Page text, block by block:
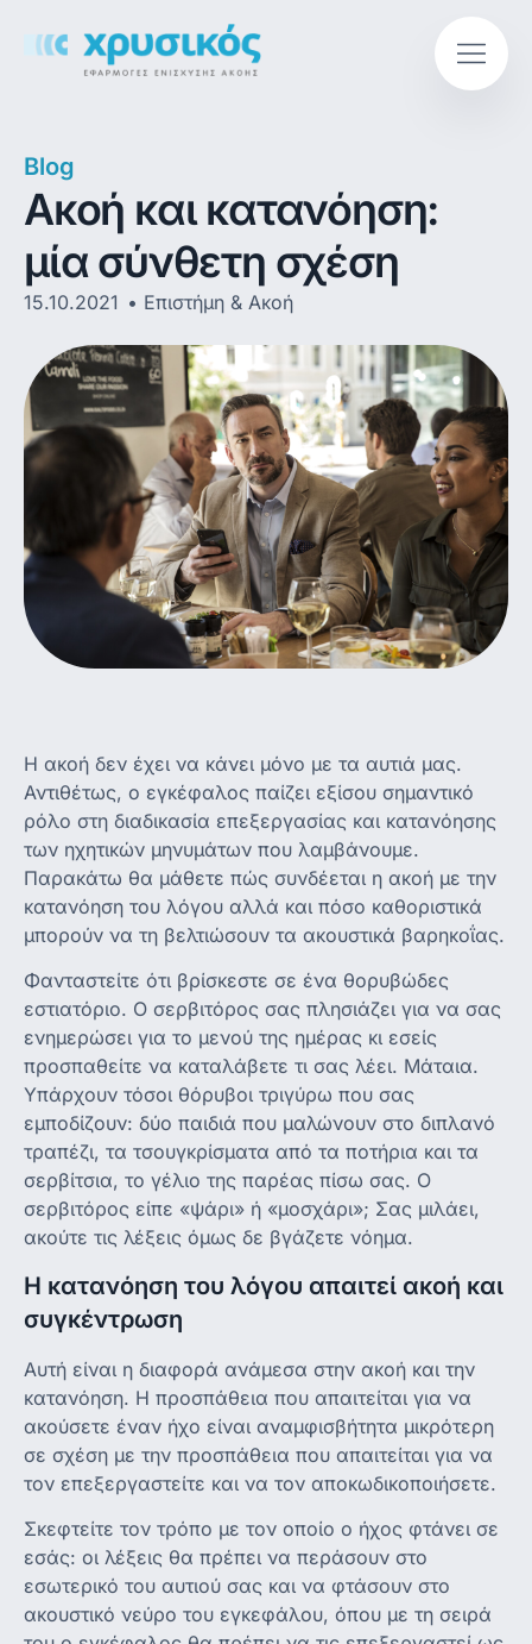
Blog
Ακοή και κατανόηση:
μία σύνθετη σχέση
15.10.2021 Επιστήμη & Ακοή
Η ακοή δεν έχει να κάνει μόνο με τα αυτιά μας.
Αντιθέτως, ο εγκέφαλος παίζει εξίσου σημαντικό
ρόλο στη διαδικασία επεξεργασίας και κατανόησης
των ηχητικών μηνυμάτων που λαμβάνουμε.
Παρακάτω θα μάθετε πώς συνδέεται η ακοή με την
κατανόηση του λόγου αλλά και πόσο καθοριστικά
μπορούν να τη βελτιώσουν τα ακουστικά βαρηκοΐας.
Φανταστείτε ότι βρίσκεστε σε ένα θορυβώδες
εστιατόριο. Ο σερβιτόρος σας πλησιάζει για να σας
ενημερώσει για το μενού της ημέρας κι εσείς
προσπαθείτε να καταλάβετε τι σας λέει. Μάταια.
Υπάρχουν τόσοι θόρυβοι τριγύρω που σας
εμποδίζουν: δύο παιδιά που μαλώνουν στο διπλανό
τραπέζι, τα τσουγκρίσματα από τα ποτήρια και τα
σερβίτσια, το γέλιο της παρέας πίσω σας. Ο
σερβιτόρος είπε «ψάρι» ή «μοσχάρι»; Σας μιλάει,
ακούτε τις λέξεις όμως δε βγάζετε νόημα.
Η κατανόηση του λόγου απαιτεί ακοή και
συγκέντρωση
Αυτή είναι η διαφορά ανάμεσα στην ακοή και την
κατανόηση. Η προσπάθεια που απαιτείται για να
ακούσετε έναν ήχο είναι αναμφισβήτητα μικρότερη
σε σχέση με την προσπάθεια που απαιτείται για να
τον επεξεργαστείτε και να τον αποκωδικοποιήσετε.
Σκεφτείτε τον τρόπο με τον οποίο ο ήχος φτάνει σε
εσάς: οι λέξεις θα πρέπει να περάσουν στο
εσωτερικό του αυτιού σας και να φτάσουν στο
ακουστικό νεύρο του εγκεφάλου, όπου με τη σειρά